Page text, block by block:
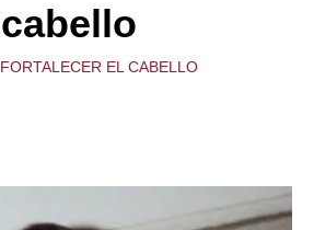
cabello
FORTALECER EL CABELLO